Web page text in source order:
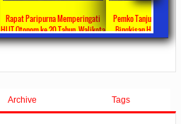
Rapat Paripurna Memperingati
HUT Otonom ke 20 Tahun, Walikota
Rahma Paparkan Capaian
Pemko Tanjung
Bingkisan Hari Raya
Untuk Masyarakat
Archive Tags